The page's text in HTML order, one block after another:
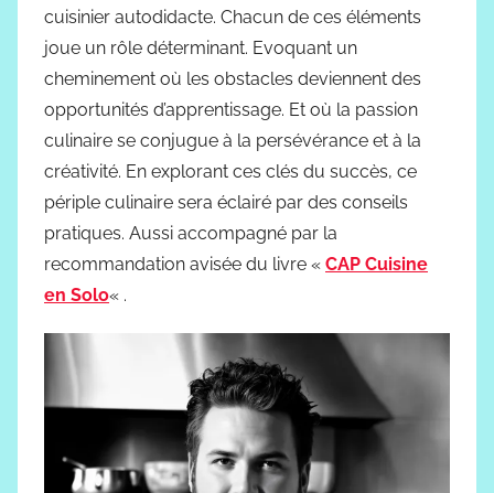
cuisinier autodidacte. Chacun de ces éléments
joue un rôle déterminant. Evoquant un
cheminement où les obstacles deviennent des
opportunités d’apprentissage. Et où la passion
culinaire se conjugue à la persévérance et à la
créativité. En explorant ces clés du succès, ce
périple culinaire sera éclairé par des conseils
pratiques. Aussi accompagné par la
recommandation avisée du livre « CAP Cuisine
en Solo« .